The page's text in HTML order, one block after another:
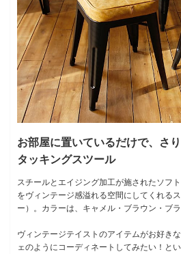
お部屋に置いているだけで、さ
タッキングスツール
スチールとエイジング加工が施されたソフ
をヴィンテージ感溢れる空間にしてくれる
ー）。カラーは、キャメル・ブラウン・ブラ
ヴィンテージテイストのアイテムがお好き
ェのようにコーディネートしてみたい！と